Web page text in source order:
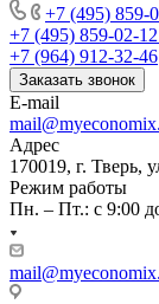
+7 (495) 859-
+7 (495) 859-02-12
+7 (964) 912-32-46
Заказать звонок
E-mail
Адрес
170019, г. Тверь,
Режим работы
Пн. – Пт.: с 9:00